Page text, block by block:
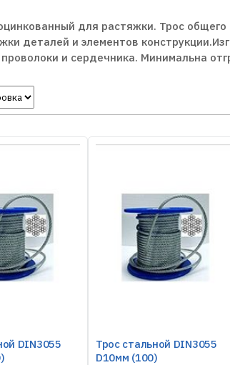
для растяжки. Трос
деталей и элементов
и сердечника. Минимальна
DIN3055
Трос стальной DIN3055
D10мм (100)